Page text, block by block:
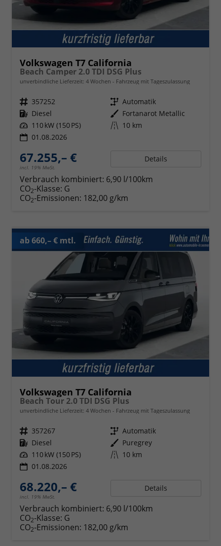
Volkswagen T7 California
Beach Camper 2.0 TDI DSG Plus
unverbindliche Lieferzeit: 4 Wochen Fahrzeug mit Tageszulassung
Fahrzeugnr. 357252 Getriebe Automatik
Kraftstoff Diesel Außenfarbe Fortanarot Metallic
Leistung 110 kW (150 PS) Kilometerstand 10 km
01.08.2026
67.255,– €
incl. 19% MwSt.
Details
Verbrauch kombiniert: 6,90 l/100km
CO2-Klasse: G
CO2-Emissionen: 182,00 g/km
ab 660,– € mtl.
Volkswagen T7 California
Beach Tour 2.0 TDI DSG Plus
unverbindliche Lieferzeit: 4 Wochen Fahrzeug mit Tageszulassung
Fahrzeugnr. 357267 Getriebe Automatik
Kraftstoff Diesel Außenfarbe Puregrey
Leistung 110 kW (150 PS) Kilometerstand 10 km
01.08.2026
68.220,– €
incl. 19% MwSt.
Details
Verbrauch kombiniert: 6,90 l/100km
CO2-Klasse: G
CO2-Emissionen: 182,00 g/km